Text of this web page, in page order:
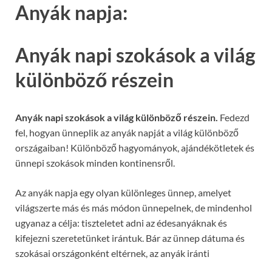
Anyák napja:
Anyák napi szokások a világ
különböző részein
Anyák napi szokások a világ különböző részein. Fedezd
fel, hogyan ünneplik az anyák napját a világ különböző
országaiban! Különböző hagyományok, ajándékötletek és
ünnepi szokások minden kontinensről.
Az anyák napja egy olyan különleges ünnep, amelyet
világszerte más és más módon ünnepelnek, de mindenhol
ugyanaz a célja: tiszteletet adni az édesanyáknak és
kifejezni szeretetünket irántuk. Bár az ünnep dátuma és
szokásai országonként eltérnek, az anyák iránti